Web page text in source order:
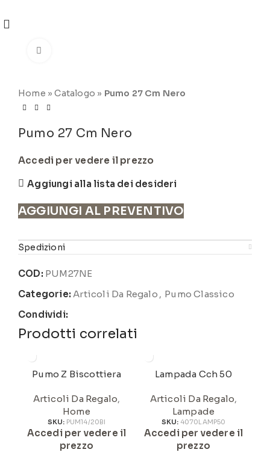
Home »Catalogo » Pumo 27 Cm Nero
Pumo 27 Cm Nero
Accedi per vedere il prezzo
Aggiungi alla lista dei desideri
AGGIUNGI AL PREVENTIVO
Spedizioni
COD: PUM27NE
Categorie: Articoli Da Regalo , Pumo Classico
Condividi:
Prodotti correlati
Pumo Z Biscottiera
Articoli Da Regalo,
Home
SKU: PUM14/20BI
Accedi per vedere il
prezzo
Lampada Cch 50
Articoli Da Regalo,
Lampade
SKU: 4070LAMP50
Accedi per vedere il
prezzo